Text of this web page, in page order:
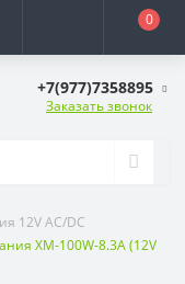
0
+7(977)7358895
Заказать звонок
12V AC/DC
XM-100W-8.3A (12V